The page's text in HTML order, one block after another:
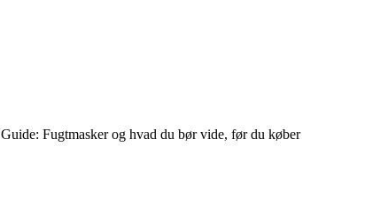
Guide: Fugtmasker og hvad du bør vide, før du køber